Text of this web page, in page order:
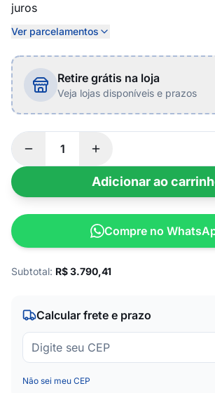
juros
Ver parcelamentos
Retire grátis na loja
Veja lojas disponíveis e prazos
Adicionar ao
Compre no
Subtotal: R$3.790,41
Calcular frete e prazo
Não sei meu CEP